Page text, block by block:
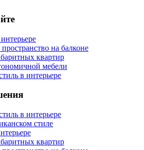
на балконе
квартир
мебели
в интерьере
в интерьере
стиле
квартир